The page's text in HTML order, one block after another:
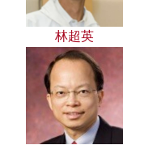
林超英